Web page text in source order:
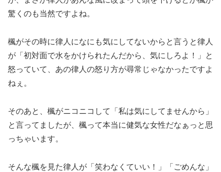
驚くのも当然ですよね。
楓がその時に律人になにも気にしてないからと言うと律人
が「初対面で水をかけられたんだから、気にしろよ！」と
怒っていて、あの律人の怒り方が尋常じゃなかったですよ
ねぇ。
そのあと、楓がニコニコして「私は気にしてませんから」
と言ってましたが、楓って本当に健気な女性だなぁっと思
っちゃいます。
そんな楓を見た律人が「笑わなくていい！」「ごめんな」